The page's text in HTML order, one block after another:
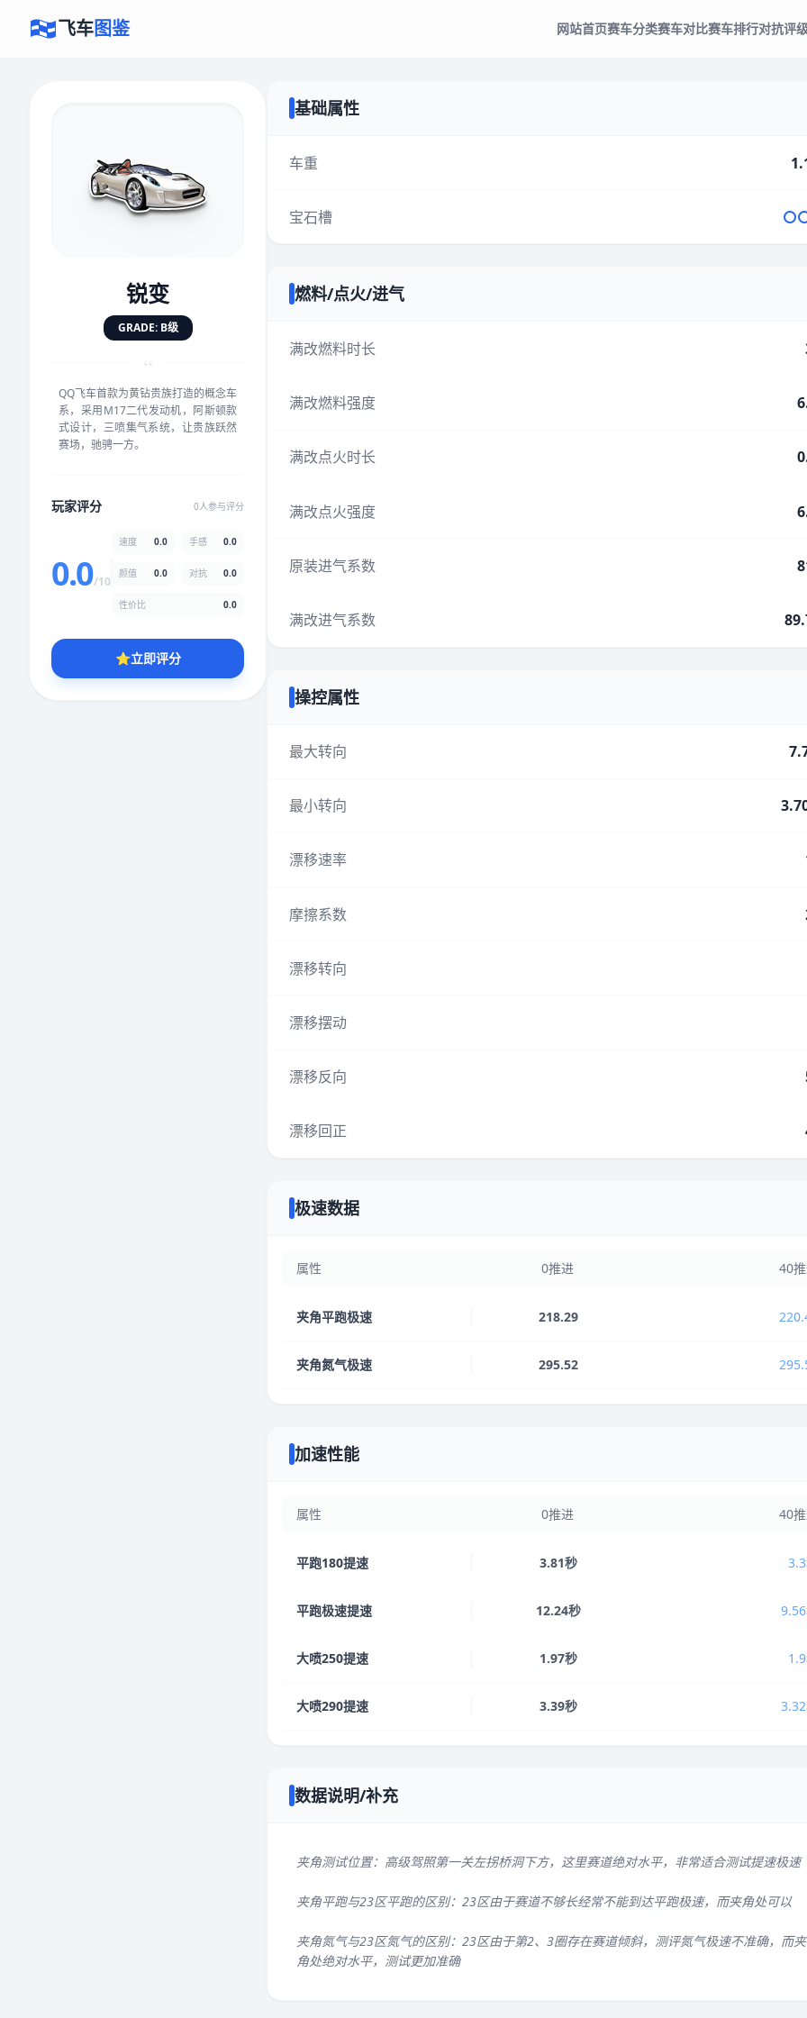
飞车图鉴 网站首页赛车分类赛车对比赛车排行对抗评
锐变
GRADE: B级
“
QQ飞车首款为黄钻贵族打造的概念车
系，采用M17二代发动机，阿斯顿款
式设计，三喷集气系统，让贵族跃然
赛场，驰骋一方。
玩家评分 0人参与评分
0.0/10
速度 0.0 手感 0.0
颜值 0.0 对抗 0.0
性价比 0.0
⭐立即评分
基础属性
车重
宝石槽
燃料/点火/进气
满改燃料时长
满改燃料强度
满改点火时长
满改点火强度
原装进气系数
满改进气系数
操控属性
最大转向
最小转向
漂移速率
摩擦系数
漂移转向
漂移摆动
漂移反向
漂移回正
极速数据
属性 0推进 40
夹角平跑极速 218.29
夹角氮气极速 295.52
加速性能
属性 0推进 40
平跑180提速 3.81秒
平跑极速提速 12.24秒
大喷250提速 1.97秒
大喷290提速 3.39秒
数据说明/补充
夹角测试位置：高级驾照第一关左拐桥洞下方，这里赛道绝对水平，非常适合测试提速极速
夹角平跑与23区平跑的区别：23区由于赛道不够长经常不能到达平跑极速，而夹角处可以
夹角氮气与23区氮气的区别：23区由于第2、3圈存在赛道倾斜，测评氮气极速不准确，而夹
角处绝对水平，测试更加准确
评价赛车
速度 5.0分
对抗
★★★★★★
手感 5.0分
★★★★★★★★★
★★★★
性价比 5.0分
★★★ ★★
* 综合评分为玩家评分结果，速度占比0%，手感占比0%，对抗占比
0%，性价比占比0%，颜值占比0%